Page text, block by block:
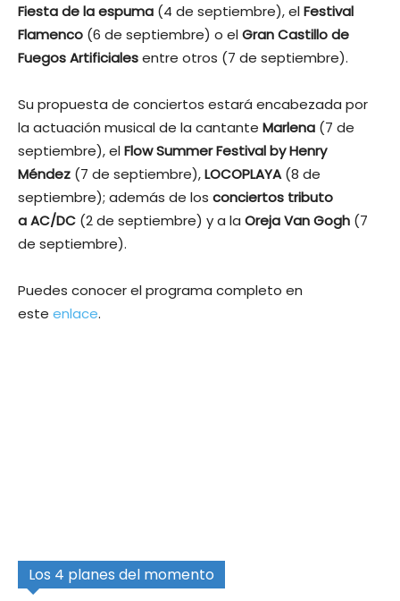
Fiesta de la espuma (4 de septiembre), elFestival
Flamenco (6 de septiembre) o elGran Castillo de
Fuegos Artificialesentre otros (7 de septiembre).
Su propuesta de conciertos estará encabezada por
la actuación musical de la cantante Marlena (7 de
septiembre), elFlow Summer Festival by Henry
Méndez (7 de septiembre),LOCOPLAYA(8 de
septiembre); además de los conciertos tributo
a AC/DC (2 de septiembre) y a la Oreja Van Gogh (7
de septiembre).
Puedes conocer el programa completo en
este enlace.
Los 4 planes del momento